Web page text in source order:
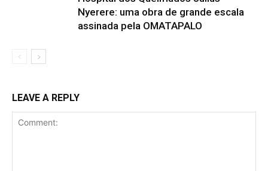
Nyerere: uma obra de grande escala
assinada pela OMATAPALO
LEAVE A REPLY